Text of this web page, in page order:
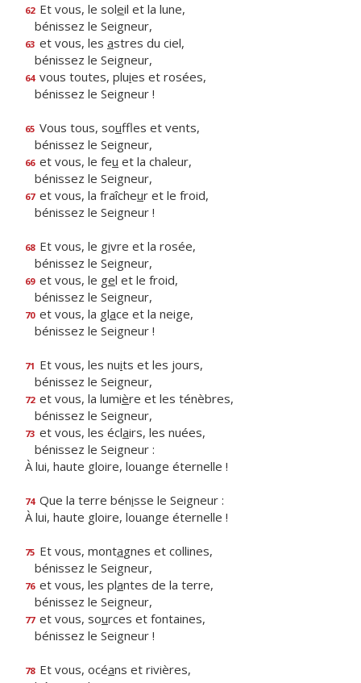
62 Et vous, le soleil et la lune,
bénissez le Seigneur,
63 et vous, les astres du ciel,
bénissez le Seigneur,
64 vous toutes, pluies et rosées,
bénissez le Seigneur !
65 Vous tous, souffles et vents,
bénissez le Seigneur,
66 et vous, le feu et la chaleur,
bénissez le Seigneur,
67 et vous, la fraîcheur et le froid,
bénissez le Seigneur !
68 Et vous, le givre et la rosée,
bénissez le Seigneur,
69 et vous, le gel et le froid,
bénissez le Seigneur,
70 et vous, la glace et la neige,
bénissez le Seigneur !
71 Et vous, les nuits et les jours,
bénissez le Seigneur,
72 et vous, la lumière et les ténèbres,
bénissez le Seigneur,
73 et vous, les éclairs, les nuées,
bénissez le Seigneur :
À lui, haute gloire, louange éternelle !
74 Que la terre bénisse le Seigneur :
À lui, haute gloire, louange éternelle !
75 Et vous, montagnes et collines,
bénissez le Seigneur,
76 et vous, les plantes de la terre,
bénissez le Seigneur,
77 et vous, sources et fontaines,
bénissez le Seigneur !
78 Et vous, océans et rivières,